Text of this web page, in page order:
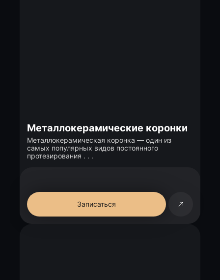
Металлокерамические коронки
Металлокерамическая коронка — один из
самых популярных видов постоянного
протезирования . . .
Записаться